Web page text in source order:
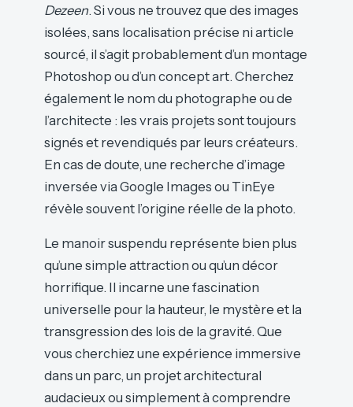
Dezeen. Si vous ne trouvez que des images
isolées, sans localisation précise ni article
sourcé, il s’agit probablement d’un montage
Photoshop ou d’un concept art. Cherchez
également le nom du photographe ou de
l’architecte : les vrais projets sont toujours
signés et revendiqués par leurs créateurs.
En cas de doute, une recherche d’image
inversée via Google Images ou TinEye
révèle souvent l’origine réelle de la photo.
Le manoir suspendu représente bien plus
qu’une simple attraction ou qu’un décor
horrifique. Il incarne une fascination
universelle pour la hauteur, le mystère et la
transgression des lois de la gravité. Que
vous cherchiez une expérience immersive
dans un parc, un projet architectural
audacieux ou simplement à comprendre